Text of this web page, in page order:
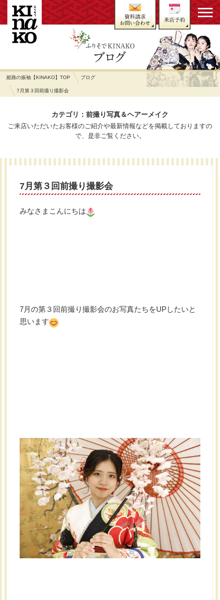
姫路の振袖【KINAKO】TOP ブログ
7月第３回前撮り撮影会
カテゴリ：前撮り写真＆ヘアーメイク
ご来店いただいたお客様のご紹介や最新情報などを掲載しておりますの
で、是非ご覧ください。
7月第３回前撮り撮影会
みなさまこんにちは
7月の第３回前撮り撮影会のお写真たちをUPしたいと
思います